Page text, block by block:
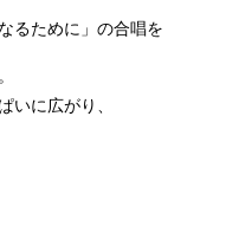
るために」の合唱を
に広がり、